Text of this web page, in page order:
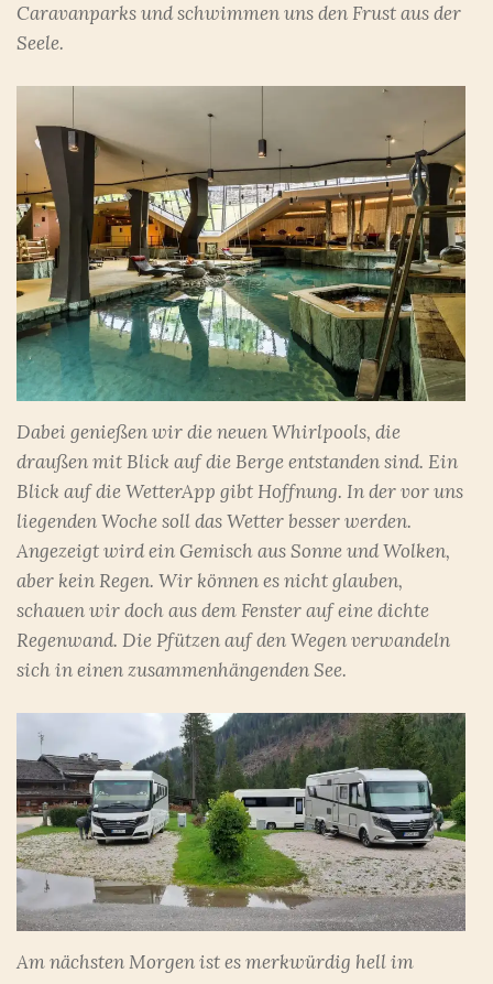
Caravanparks und schwimmen uns den Frust aus der
Seele.
Dabei genießen wir die neuen Whirlpools, die
draußen mit Blick auf die Berge entstanden sind. Ein
Blick auf die WetterApp gibt Hoffnung. In der vor uns
liegenden Woche soll das Wetter besser werden.
Angezeigt wird ein Gemisch aus Sonne und Wolken,
aber kein Regen. Wir können es nicht glauben,
schauen wir doch aus dem Fenster auf eine dichte
Regenwand. Die Pfützen auf den Wegen verwandeln
sich in einen zusammenhängenden See.
Am nächsten Morgen ist es merkwürdig hell im